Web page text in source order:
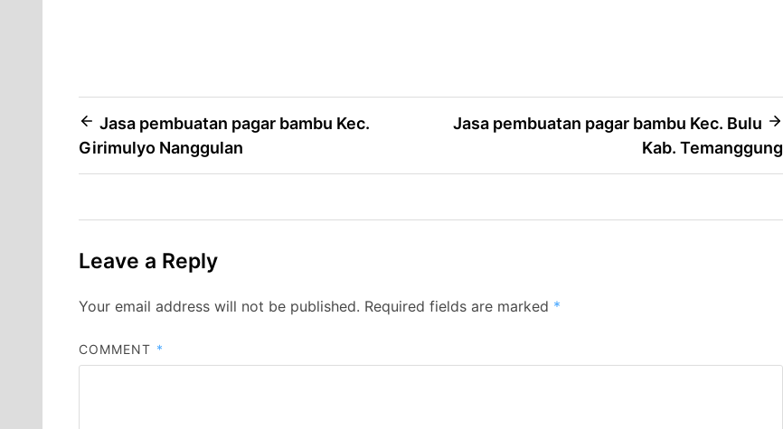
Post
navigation
Jasa pembuatan pagar bambu Kec.
Girimulyo Nanggulan
Jasa pembuatan pagar bambu Kec. Bulu
Kab. Temanggung
Leave a Reply
Your email address will not be published. Required fields are marked *
COMMENT *